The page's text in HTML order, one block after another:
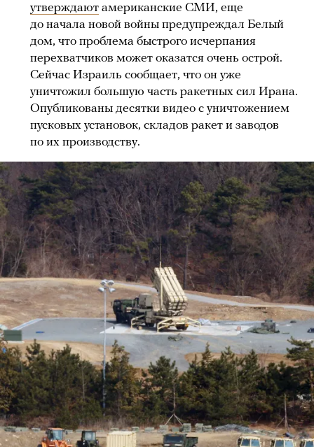
утверждают американские СМИ, еще
до начала новой войны предупреждал Белый
дом, что проблема быстрого исчерпания
перехватчиков может оказатся очень острой.
Сейчас Израиль сообщает, что он уже
уничтожил большую часть ракетных сил Ирана.
Опубликованы десятки видео с уничтожением
пусковых установок, складов ракет и заводов
по их производству.